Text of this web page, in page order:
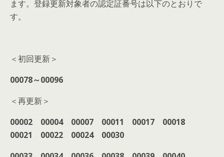
ます。登録更新対象者の認定証番号は以下のとおりで
す。
＜初回更新＞
00078～00096
＜再更新＞
00002 0000400007 00011 00017 00018
00021 00022 0002400030